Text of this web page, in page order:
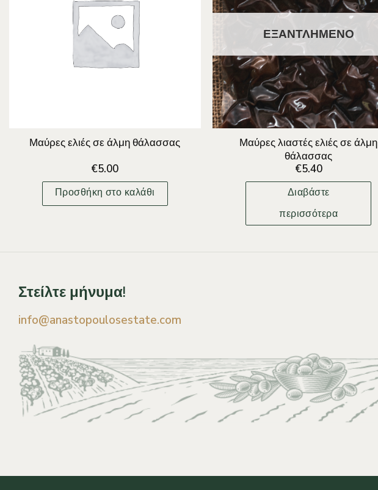
Μαύρες ελιές σε άλμη θάλασσας
€5.00
Προσθήκη στο καλάθι
ΕΞΑΝΤΛΗΜΈΝΟ
Μαύρες λιαστές ελιές σε άλμη
θάλασσας
€5.40
Διαβάστε
περισσότερα
Στείλτε μήνυμα!
info@anastopoulosestate.com